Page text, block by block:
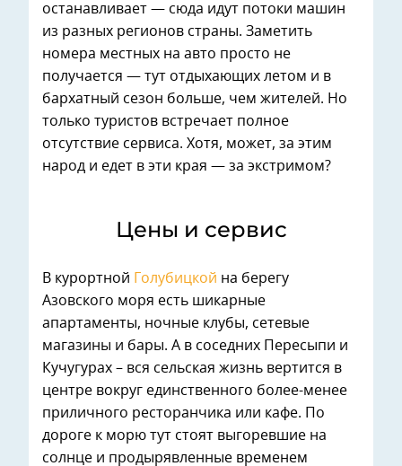
останавливает — сюда идут потоки машин
из разных регионов страны. Заметить
номера местных на авто просто не
получается — тут отдыхающих летом и в
бархатный сезон больше, чем жителей. Но
только туристов встречает полное
отсутствие сервиса. Хотя, может, за этим
народ и едет в эти края — за экстримом?
Цены и сервис
В курортной Голубицкой на берегу
Азовского моря есть шикарные
апартаменты, ночные клубы, сетевые
магазины и бары. А в соседних Пересыпи и
Кучугурах – вся сельская жизнь вертится в
центре вокруг единственного более-менее
приличного ресторанчика или кафе. По
дороге к морю тут стоят выгоревшие на
солнце и продырявленные временем